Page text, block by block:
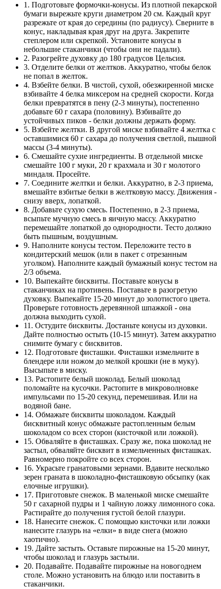
1. Подготовьте формочки-конусы. Из плотной пекарской
бумаги вырежьте круги диаметром 20 см. Каждый круг
разрежьте от края до середины (по радиусу). Сверните в
конус, накладывая края друг на друга. Закрепите
степлером или скрепкой. Установите конусы в
небольшие стаканчики (чтобы они не падали).
2. Разогрейте духовку до 180 градусов Цельсия.
3. Отделите белки от желтков. Аккуратно, чтобы белок
не попал в желток.
4. Взбейте белки. В чистой, сухой, обезжиренной миске
взбивайте 4 белка миксером на средней скорости. Когда
белки превратятся в пену (2-3 минуты), постепенно
добавьте 60 г сахара (половину). Взбивайте до
устойчивых пиков - белки должны держать форму.
5. Взбейте желтки. В другой миске взбивайте 4 желтка с
оставшимися 60 г сахара до получения светлой, пышной
массы (3-4 минуты).
6. Смешайте сухие ингредиенты. В отдельной миске
смешайте 100 г муки, 20 г крахмала и 30 г молотого
миндаля. Просейте.
7. Соедините желтки и белки. Аккуратно, в 2-3 приема,
вмешайте взбитые белки в желтковую массу. Движения -
снизу вверх, лопаткой.
8. Добавьте сухую смесь. Постепенно, в 2-3 приема,
всыпьте мучную смесь в яичную массу. Аккуратно
перемешайте лопаткой до однородности. Тесто должно
быть пышным, воздушным.
9. Наполните конусы тестом. Переложите тесто в
кондитерский мешок (или в пакет с отрезанным
уголком). Наполните каждый бумажный конус тестом на
2/3 объема.
10. Выпекайте бисквиты. Поставьте конусы в
стаканчиках на противень. Поставьте в разогретую
духовку. Выпекайте 15-20 минут до золотистого цвета.
Проверьте готовность деревянной шпажкой - она
должна выходить сухой.
11. Остудите бисквиты. Достаньте конусы из духовки.
Дайте полностью остыть (10-15 минут). Затем аккуратно
снимите бумагу с бисквитов.
12. Подготовьте фисташки. Фисташки измельчите в
блендере или ножом до мелкой крошки (не в муку).
Высыпьте в миску.
13. Растопите белый шоколад. Белый шоколад
поломайте на кусочки. Растопите в микроволновке
импульсами по 15-20 секунд, перемешивая. Или на
водяной бане.
14. Обмажьте бисквиты шоколадом. Каждый
бисквитный конус обмажьте растопленным белым
шоколадом со всех сторон (кисточкой или ложкой).
15. Обваляйте в фисташках. Сразу же, пока шоколад не
застыл, обваляйте бисквит в измельченных фисташках.
Равномерно покройте со всех сторон.
16. Украсьте гранатовыми зернами. Вдавите несколько
зерен граната в шоколадно-фисташковую обсыпку (как
елочные игрушки).
17. Приготовьте снежок. В маленькой миске смешайте
50 г сахарной пудры и 1 чайную ложку лимонного сока.
Растирайте до получения густой белой глазури.
18. Нанесите снежок. С помощью кисточки или ложки
нанесите глазурь на «елки» в виде снега (можно
хаотично).
19. Дайте застыть. Оставьте пирожные на 15-20 минут,
чтобы шоколад и глазурь застыли.
20. Подавайте. Подавайте пирожные на новогоднем
столе. Можно установить на блюдо или поставить в
стаканчики.